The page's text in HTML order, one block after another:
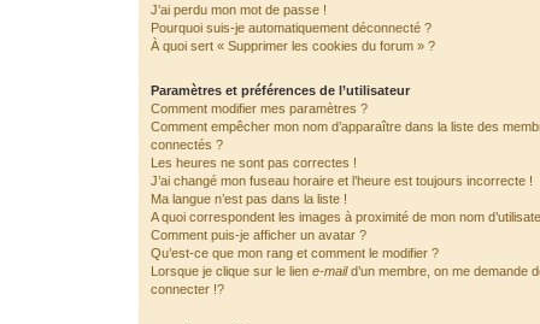
J’ai perdu mon mot de passe !
Pourquoi suis-je automatiquement déconnecté ?
À quoi sert « Supprimer les cookies du forum » ?
Paramètres et préférences de l’utilisateur
Comment modifier mes paramètres ?
Comment empêcher mon nom d’apparaître dans la liste des
connectés ?
Les heures ne sont pas correctes !
J’ai changé mon fuseau horaire et l’heure est toujours incorrecte !
Ma langue n’est pas dans la liste !
A quoi correspondent les images à proximité de mon nom
Comment puis-je afficher un avatar ?
Qu’est-ce que mon rang et comment le modifier ?
Lorsque je clique sur le lien e-maild’un membre, on me demande
connecter !?